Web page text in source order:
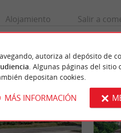
Alojamiento Salir a
autoriza al depósito de
. Algunas páginas del sitio
depositan cookies.
MÁS INFORMACIÓN